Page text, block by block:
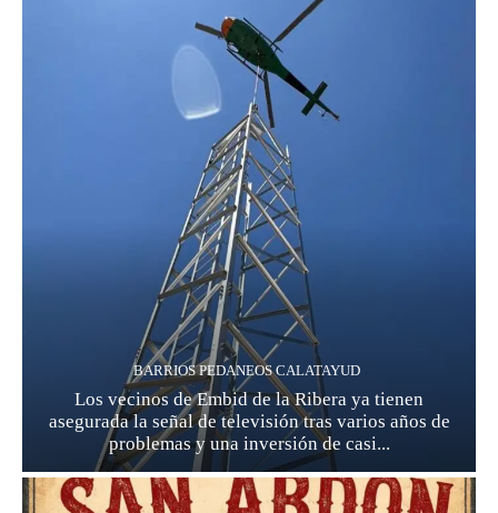
BARRIOS PEDANEOS CALATAYUD
Los vecinos de Embid de la Ribera ya tienen
asegurada la señal de televisión tras varios años de
problemas y una inversión de casi...